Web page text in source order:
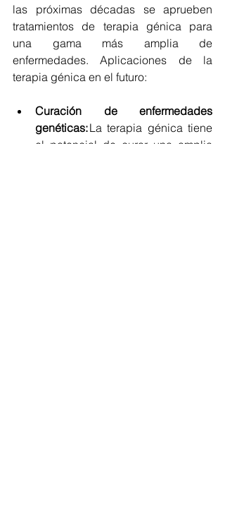
las próximas décadas se aprueben
tratamientos de terapia génica para
una gama más amplia de
enfermedades. Aplicaciones de la
terapia génica en el futuro:
Curación de enfermedades
genéticas: La terapia génica tiene
el potencial de curar una amplia